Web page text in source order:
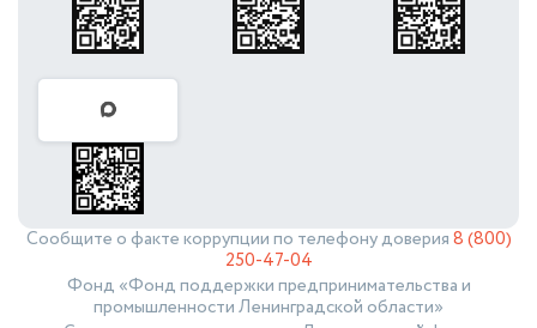
Сообщите о факте коррупции по телефону доверия8 (800)
250-47-04
Фонд «Фонд поддержки предпринимательства и
промышленности Ленинградской области»